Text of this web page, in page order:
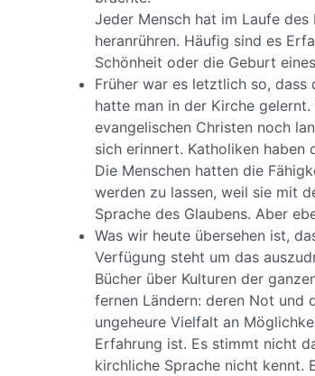
Jeder Mensch hat im Laufe
heranrühren. Häufig sind es
Schönheit oder die Geburt
Früher war es letztlich so,
hatte man in der Kirche
evangelischen Christen noch
sich erinnert. Katholiken haben
Die Menschen hatten die
werden zu lassen, weil sie mit
Sprache des Glaubens. Aber
Was wir heute übersehen ist,
Verfügung steht um das
Bücher über Kulturen der
fernen Ländern: deren Not und
ungeheure Vielfalt an
Erfahrung ist. Es stimmt nicht
kirchliche Sprache nicht kennt.